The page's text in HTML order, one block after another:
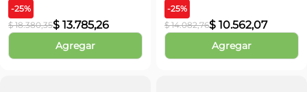
Shave x100 ml
-25%
$ 18.380,35$ 13.785,26
Agregar
Prestobarba 3 x 4 unid
-25%
$ 14.082,76$ 10.562,07
Agregar